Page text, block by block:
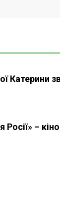
Катерини
Росії» –